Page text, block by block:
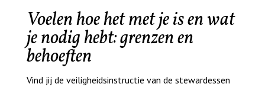
Voelen hoe het met je is en wat
je nodig hebt: grenzen en
behoeften
Vind jij de veiligheidsinstructie van de stewardessen